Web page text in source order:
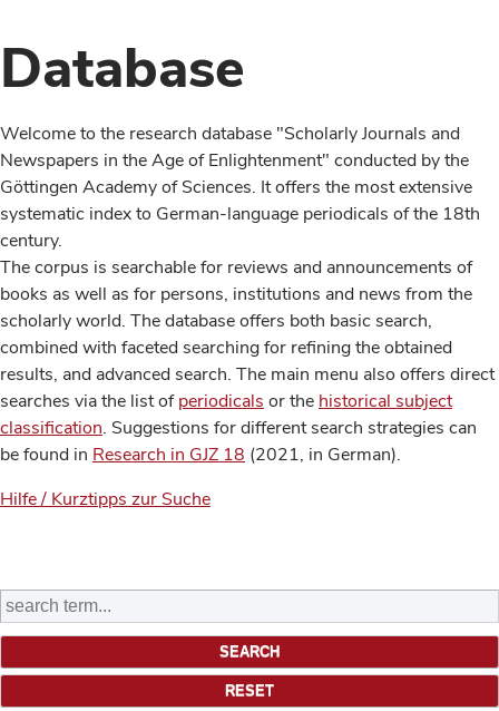
Database
Welcome to the research database "Scholarly Journals and
Newspapers in the Age of Enlightenment" conducted by the
Göttingen Academy of Sciences. It offers the most extensive
systematic index to German-language periodicals of the 18th
century.
The corpus is searchable for reviews and announcements of
books as well as for persons, institutions and news from the
scholarly world. The database offers both basic search,
combined with faceted searching for refining the obtained
results, and advanced search. The main menu also offers direct
searches via the list ofperiodicals or the historical subject
classification. Suggestions for different search strategies can
be found in Research in GJZ 18 (2021, in German).
Hilfe / Kurztipps zur Suche